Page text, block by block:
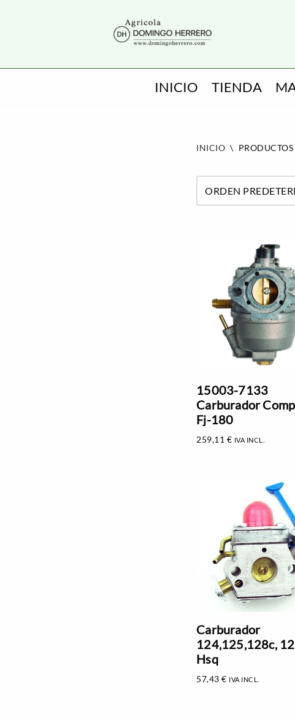
INICIO TIENDA
INICIO \
15003-7133
Carburador
Fj-180
259,11 € IVA INCL.
Carburador
124,125,128c,
Hsq
57,43€ IVA INCL.